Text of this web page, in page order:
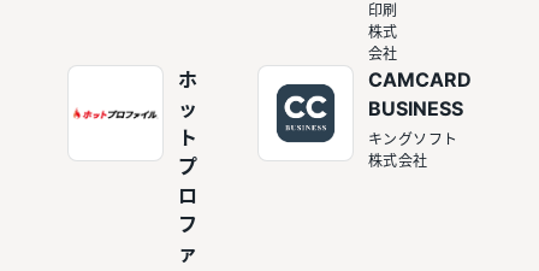
印刷
株式
会社
ホ
ッ
ト
プ
ロ
フ
ァ
CAMCARD
BUSINESS
キングソフト
株式会社